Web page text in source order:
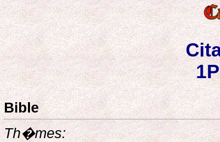
Bible
Th�mes: